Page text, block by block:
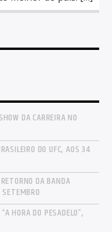
DA CARREIRA NO
DO UFC, AOS 34
DA BANDA
HORA DO PESADELO”,